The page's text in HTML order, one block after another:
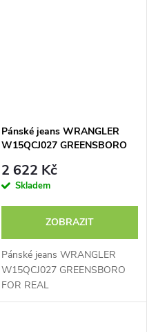
Pánské jeans WRANGLER
W15QCJ027 GREENSBORO
2 622 Kč
Skladem
ZOBRAZIT
Pánské jeans WRANGLER
W15QCJ027 GREENSBORO
FOR REAL